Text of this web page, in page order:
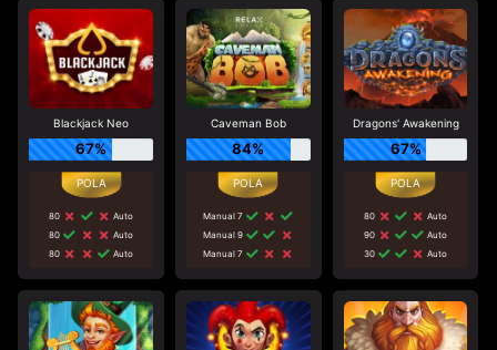
Blackjack Neo
67%
80
Auto
80
Auto
80
Auto
Caveman Bob
84%
Manual 7
Manual 9
Manual 7
Dragons' Awakening
67%
80
Auto
90
Auto
30
Auto